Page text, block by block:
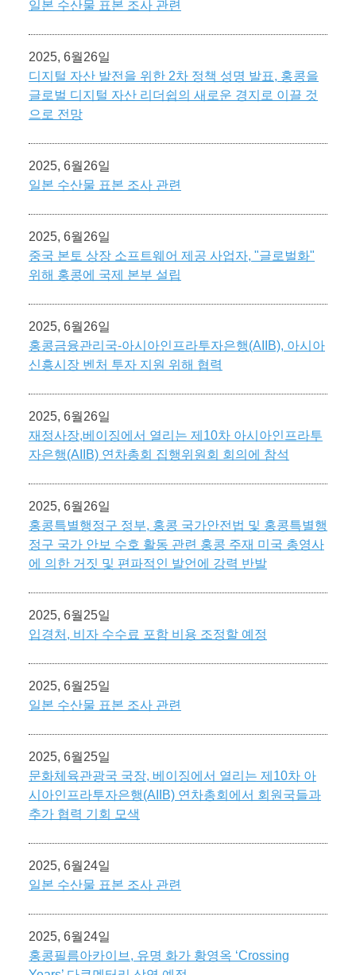
일본 수산물 표본 조사 관련
2025, 6월26일
디지털 자산 발전을 위한 2차 정책 성명 발표, 홍콩을
글로벌 디지털 자산 리더쉽의 새로운 경지로 이끌 것
으로 전망
2025, 6월26일
일본 수산물 표본 조사 관련
2025, 6월26일
중국 본토 상장 소프트웨어 제공 사업자, "글로벌화"
위해 홍콩에 국제 본부 설립
2025, 6월26일
홍콩금융관리국-아시아인프라투자은행(AIIB), 아시아
신흥시장 벤처 투자 지원 위해 협력
2025, 6월26일
재정사장,베이징에서 열리는 제10차 아시아인프라투
자은행(AIIB) 연차총회 집행위원회 회의에 참석
2025, 6월26일
홍콩특별행정구 정부, 홍콩 국가안전법 및 홍콩특별행
정구 국가 안보 수호 활동 관련 홍콩 주재 미국 총영사
에 의한 거짓 및 편파적인 발언에 강력 반발
2025, 6월25일
입경처, 비자 수수료 포함 비용 조정할 예정
2025, 6월25일
일본 수산물 표본 조사 관련
2025, 6월25일
문화체육관광국 국장, 베이징에서 열리는 제10차 아
시아인프라투자은행(AIIB) 연차총회에서 회원국들과
추가 협력 기회 모색
2025, 6월24일
일본 수산물 표본 조사 관련
2025, 6월24일
홍콩필름아카이브, 유명 화가 황영옥 ‘Crossing